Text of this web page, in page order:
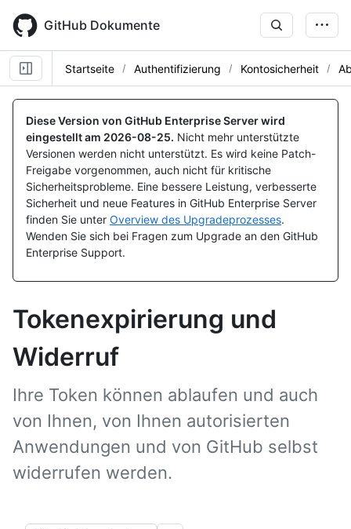
main
content
GitHub Dokumente
Startseite Authentifizierung Kontosicherheit
Diese Version von GitHub Enterprise Server wird
eingestellt am 2026-08-25. Nicht mehr unterstützte
Versionen werden nicht unterstützt. Es wird keine Patch-
Freigabe vorgenommen, auch nicht für kritische
Sicherheitsprobleme. Eine bessere Leistung, verbesserte
Sicherheit und neue Features in GitHub Enterprise Server
finden Sie unter Overview des Upgradeprozesses.
Wenden Sie sich bei Fragen zum Upgrade an den GitHub
Enterprise Support.
Tokenexpirierung und
Widerruf
Ihre Token können ablaufen und auch
von Ihnen, von Ihnen autorisierten
Anwendungen und von GitHub selbst
widerrufen werden.